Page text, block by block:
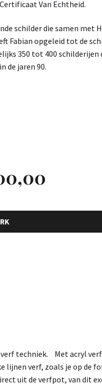
Van Echtheid.
schilder die samen met
Fabian opgeleid tot de
350 tot 400 schilderijen
de jaren 90.
verf techniek. Met acryl
verf, zoals je op de
uit de verfpot, van dit